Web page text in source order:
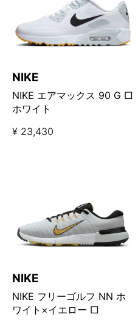
NIKE
NIKE エアマックス 90 G □
ホワイト
¥ 23,430
NIKE
NIKE フリーゴルフ NN ホ
ワイト×イエロー □